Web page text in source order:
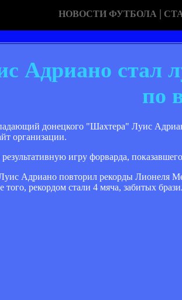
НОВОСТИ ФУТБОЛА |
Адриано стал
по
донецкого "Шахтера" Луис
организации.
игру форварда,
Адриано повторил рекорды Лионеля
того, рекордом стали 4 мяча, забитых